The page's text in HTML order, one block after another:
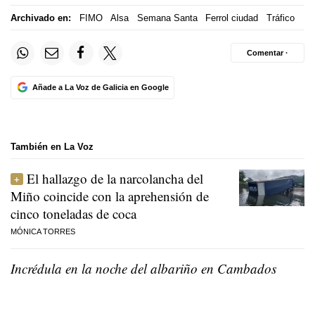
Archivado en: FIMO Alsa Semana Santa Ferrol ciudad Tráfico
Añade a La Voz de Galicia en Google
Comentar ·
También en La Voz
El hallazgo de la narcolancha del
Miño coincide con la aprehensión de
cinco toneladas de coca
MÓNICA TORRES
Incrédula en la noche del albariño en Cambados